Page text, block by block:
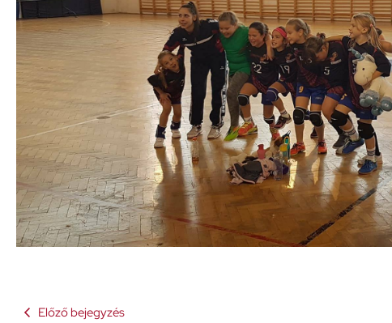
Előző bejegyzés